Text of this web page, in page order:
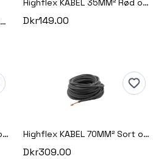
Epoxy plader fra 50AH til 240AH celler
Highflex KABEL 35MM² Rød og Sort 1M
Dkr149.00
Highflex KABEL 50MM² Rød og Sort 1M Highflex KABEL 70MM² Sort og rød 1M
Dkr309.00